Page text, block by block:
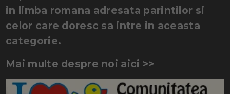
in limba romana adresata parintilor si
celor care doresc sa intre in aceasta
categorie.
Mai multe despre noi aici >>